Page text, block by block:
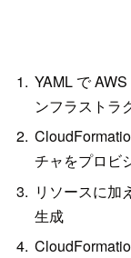
YAML で
ンフラストラ
チャをプロビ
リソースに加
生成